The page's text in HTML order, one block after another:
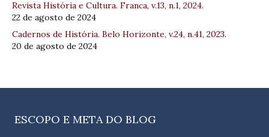
Revista História e Cultura. Franca, v.13, n.1, 2024.
22 de agosto de 2024
Cadernos de História. Belo Horizonte, v.24, n.41, 2023.
20 de agosto de 2024
ESCOPO E META DO BLOG